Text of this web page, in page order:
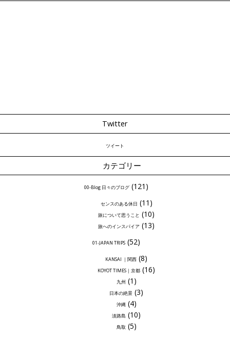
Twitter
ツイート
カテゴリー
00-Blog 日々のブログ(121)
センスのある休日 (11)
旅について思うこと (10)
旅へのインスパイア (13)
01-JAPAN TRIPS(52)
KANSAI ｜関西 (8)
KOYOT TIMES｜京都 (16)
九州 (1)
日本の絶景 (3)
沖縄(4)
淡路島 (10)
鳥取 (5)